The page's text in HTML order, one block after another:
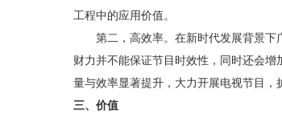
工程中的应用价值。
第二，高效率。在新时代发展背景下
财力并不能保证节目时效性，同时还会
量与效率显著提升，大力开展电视节目，
三、价值